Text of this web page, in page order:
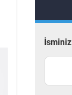
İsminiz